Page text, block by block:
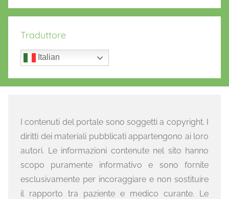
Traduttore
Italian
I contenuti del portale sono soggetti a copyright. I
diritti dei materiali pubblicati appartengono ai loro
autori. Le informazioni contenute nel sito hanno
scopo puramente informativo e sono fornite
esclusivamente per incoraggiare e non sostituire
il rapporto tra paziente e medico curante. Le